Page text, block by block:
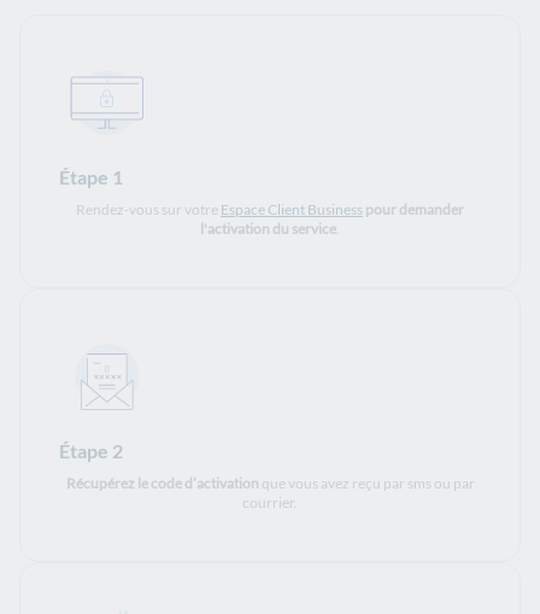
Étape 1
Rendez-vous sur votre Espace Client Business pour demander
l'activation du service.
Étape 2
Récupérez le code d’activation que vous avez reçu par sms ou par
courrier.